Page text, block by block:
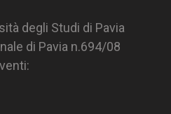
degli Studi di Pavia
di Pavia n.694/08